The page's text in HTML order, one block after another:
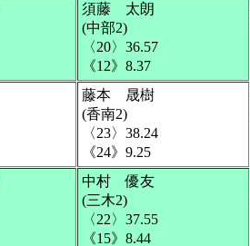
須藤 太朗
(中部2)
〈20〉36.57
《12》8.37
藤本 晟樹
(香南2)
〈23〉38.24
《24》9.25
中村 優友
(三木2)
〈22〉37.55
《15》8.44